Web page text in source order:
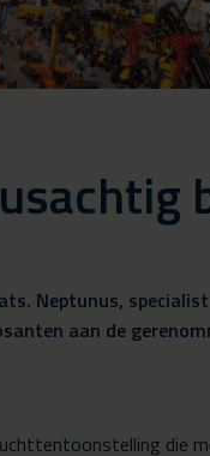
Neptunus,
aan de
die